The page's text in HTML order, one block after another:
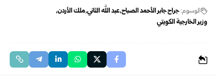
الوسوم:جراح جابر الأحمد الصباح عبد الله الثاني ملك الأردن
وزير الخارجية الكويتي